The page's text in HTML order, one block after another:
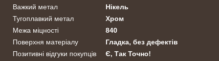
Важкий метал
Нікель
Тугоплавкий метал
Хром
Межа міцності
840
Поверхня матеріалу
Гладка, без дефектів
Позитивні відгуки покупців
Є, Так Точно!